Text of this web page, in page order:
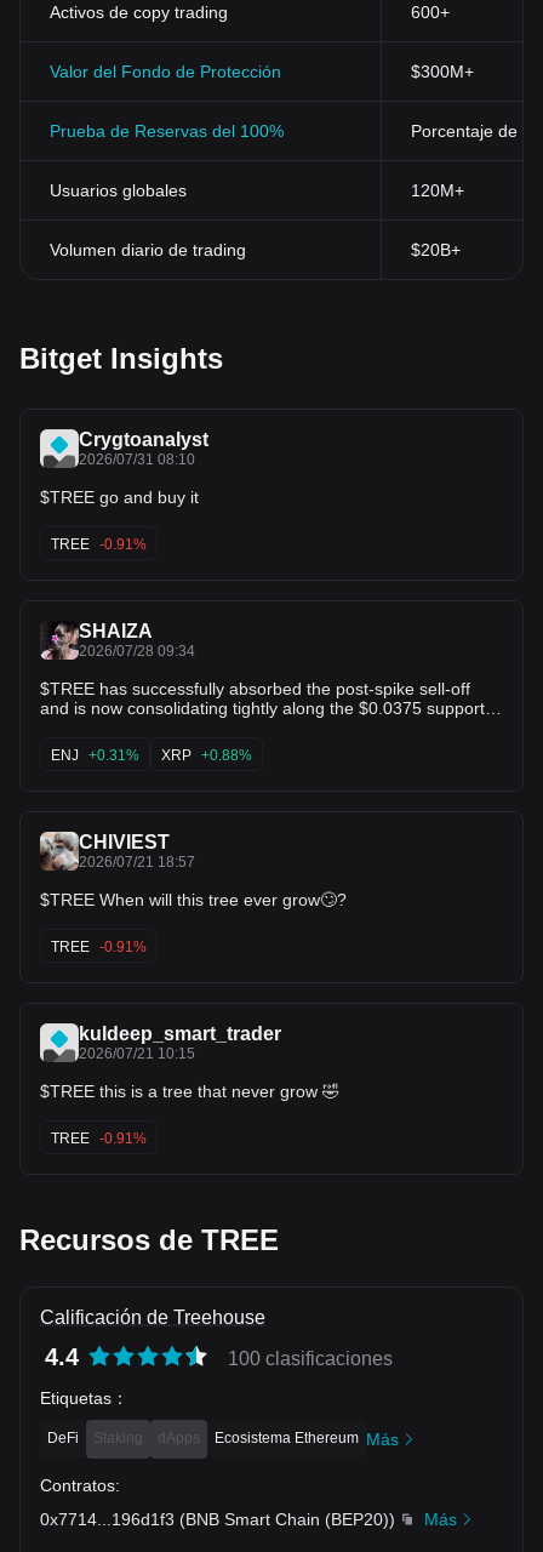
Activos de copy trading 600+
Valor del Fondo de Protección $300M+
Prueba de Reservas del 100% Porcentaje de
Usuarios globales 120M+
Volumen diario de trading $20B+
Bitget Insights
Crygtoanalyst
2026/07/31 08:10
$TREE go and buy it
TREE -0.91%
SHAIZA
2026/07/28 09:34
$TREE has successfully absorbed the post-spike sell-off
and is now consolidating tightly along the $0.0375 support
while the 5 and 10 MAs begin to curve up. Once buyers step
back in, expect a push back toward $0.045+ resistance! 🚀
ENJ +0.31% XRP +0.88%
CHIVIEST
2026/07/21 18:57
$TREE When will this tree ever grow🙄?
TREE -0.91%
kuldeep_smart_trader
2026/07/21 10:15
$TREE this is a tree that never grow 🤣
TREE -0.91%
Recursos de TREE
Calificación de Treehouse
4.4 100 clasificaciones
Etiquetas ：
DeFi Staking dApps Ecosistema Ethereum Más
Contratos:
0x7714
196d1f3 (BNB Smart Chain (BEP20))
Más